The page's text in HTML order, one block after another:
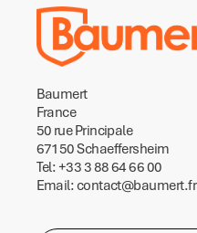
Baumert
France
50 rue Principale
67150 Schaeffersheim
Tel: +33 3 88 64 66 00
Email: contact@baumert.fr